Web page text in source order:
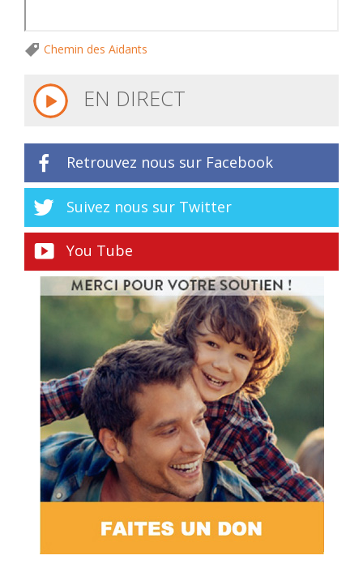
Chemin des Aidants
EN DIRECT
Retrouvez nous sur Facebook
Suivez nous sur Twitter
You Tube